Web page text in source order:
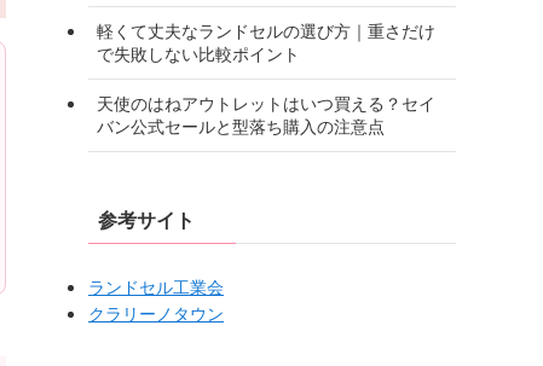
軽くて丈夫なランドセルの選び方｜重さだけ
で失敗しない比較ポイント
天使のはねアウトレットはいつ買える？セイ
バン公式セールと型落ち購入の注意点
参考サイト
ランドセル工業会
クラリーノタウン